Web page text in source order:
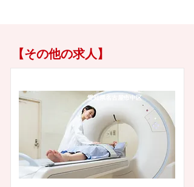
【その他の求人】
愛知県名古屋市中区